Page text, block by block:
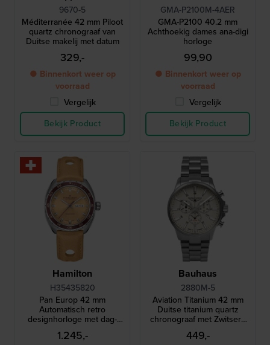
9670-5
Méditerranée 42 mm Piloot
quartz chronograaf van
Duitse makelij met datum
329,-
● Binnenkort weer op
voorraad
Vergelijk
Bekijk Product
GMA-P2100M-4AER
GMA-P2100 40.2 mm
Achthoekig dames ana-digi
horloge
99,90
● Binnenkort weer op
voorraad
Vergelijk
Bekijk Product
Hamilton
H35435820
Pan Europ 42 mm
Automatisch retro
designhorloge met dag-
datum
1.245,-
Bauhaus
2880M-5
Aviation Titanium 42 mm
Duitse titanium quartz
chronograaf met Zwitsers
uurwerk
449,-